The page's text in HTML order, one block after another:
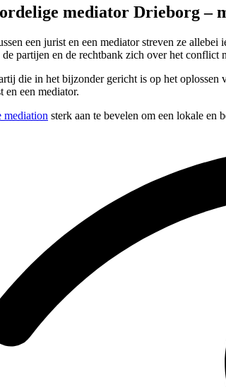
mediator Drieborg –
een jurist en een mediator streven ze
partijen en de rechtbank zich over het conflict
die in het bijzonder gericht is op het
en een mediator.
mediation sterk aan te bevelen om een lokale en